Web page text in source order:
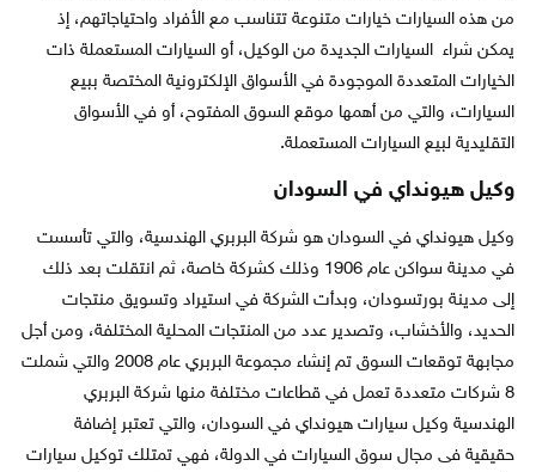
من هذه السيارات خيارات متنوعة تتناسب مع الأفراد واحتياجاتهم، إذ
يمكن شراء السيارات الجديدة من الوكيل، أو السيارات المستعملة ذات
الخيارات المتعددة الموجودة في الأسواق الإلكترونية المختصة ببيع
السيارات، والتي من أهمها موقع السوق المفتوح، أو في الأسواق
التقليدية لبيع السيارات المستعملة.
وكيل هيونداي في السودان
وكيل هيونداي في السودان هو شركة البربري الهندسية، والتي تأسست
في مدينة سواكن عام 1906 وذلك كشركة خاصة، ثم انتقلت بعد ذلك
إلى مدينة بورتسودان، وبدأت الشركة في استيراد وتسويق منتجات
الحديد، والأخشاب، وتصدير عدد من المنتجات المحلية المختلفة، ومن أجل
مجابهة توقعات السوق تم إنشاء مجموعة البربري عام 2008 والتي شملت
8 شركات متعددة تعمل في قطاعات مختلفة منها شركة البربري
الهندسية وكيل سيارات هيونداي في السودان، والتي تعتبر إضافة
حقيقية فى مجال سوق السيارات في الدولة، فهي تمتلك توكيل سيارات